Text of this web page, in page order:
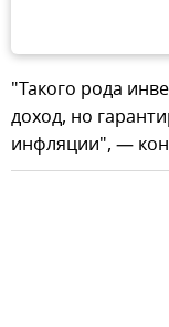
"Такого рода
доход, но
инфляции", —